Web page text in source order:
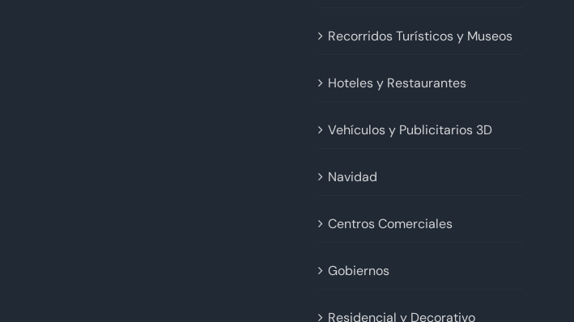
Recorridos Turísticos y Museos
Hoteles y Restaurantes
Vehículos y Publicitarios 3D
Navidad
Centros Comerciales
Gobiernos
Residencial y Decorativo